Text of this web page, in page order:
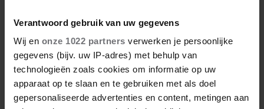
Verantwoord gebruik van uw gegevens
Wij en onze 1022 partners verwerken je persoonlijke
gegevens (bijv. uw IP-adres) met behulp van
technologieën zoals cookies om informatie op uw
apparaat op te slaan en te gebruiken met als doel
gepersonaliseerde advertenties en content, metingen aan
6 augustus 2026
PRINSES INGRID ALEXANDRA
VERVOLGT STUDENTENTIJD IN